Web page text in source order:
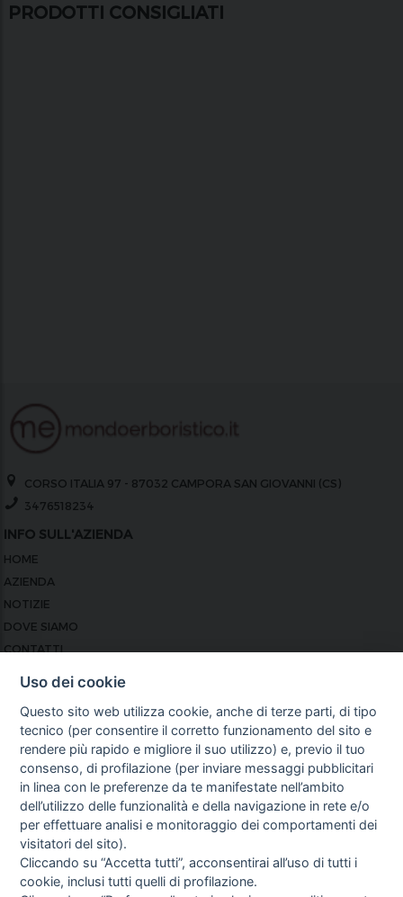
PRODOTTI CONSIGLIATI
CORSO ITALIA 97 - 87032 CAMPORA SAN GIOVANNI (CS)
3476518234
INFO SULL'AZIENDA
HOME
AZIENDA
NOTIZIE
DOVE SIAMO
CONTATTI
COOKIE POLICY
PREFERENZE COOKIE
GUIDA AGLI ACQUISTI
PROCEDURA DI ACQUISTO
PAGAMENTI
DIRITTO DI RECESSO
SPEDIZIONI E COSTI
NEWSLETTER
Uso dei cookie
Questo sito web utilizza cookie, anche di terze parti, di tipo
tecnico (per consentire il corretto funzionamento del sito e
rendere più rapido e migliore il suo utilizzo) e, previo il tuo
consenso, di profilazione (per inviare messaggi pubblicitari
in linea con le preferenze da te manifestate nell’ambito
dell’utilizzo delle funzionalità e della navigazione in rete e/o
per effettuare analisi e monitoraggio dei comportamenti dei
visitatori del sito).
Cliccando su “Accetta tutti”, acconsentirai all’uso di tutti i
cookie, inclusi tutti quelli di profilazione.